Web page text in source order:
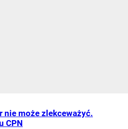
nie może zlekceważyć.
CPN